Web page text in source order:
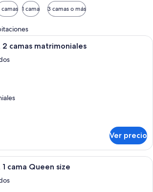
camas 1 cama 3 camas o más
Habitación de hotel con dos camas,
camas matrimoniales
Ver precio
Una habitación de hotel con cama,
cama Queen size